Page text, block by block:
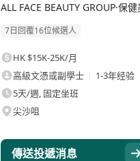
ALL FACE BEAUTY GROUP·保
7日回覆16位候選人
HK $15K-25K/月
高級文憑或副學士
1-3年经验
5天/週, 固定坐班
尖沙咀
傳送投遞消息